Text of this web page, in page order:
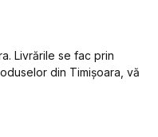
Livrările se fac prin
din Timișoara, vă